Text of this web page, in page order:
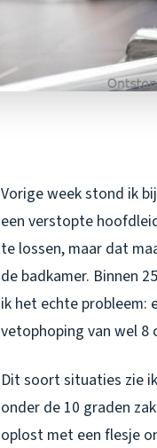
Vorige week stond ik
een verstopte
te lossen, maar dat
de badkamer. Binnen
ik het echte probleem:
vetophoping van wel 8
Dit soort situaties zie
onder de 10 graden
oplost met een flesje